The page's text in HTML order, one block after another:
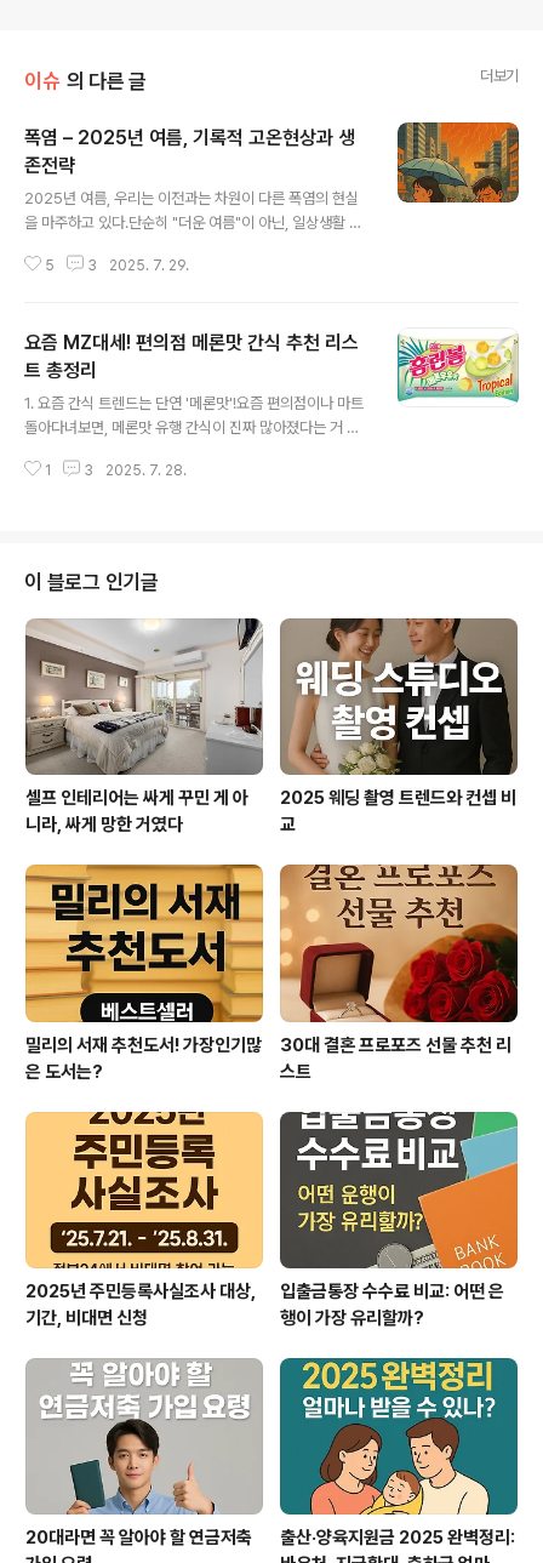
이슈 의 다른 글 더보기
폭염 – 2025년 여름, 기록적 고온현상과 생
존전략
2025년 여름, 우리는 이전과는 차원이 다른 폭염의 현실
을 마주하고 있다.단순히 "더운 여름"이 아닌, 일상생활 자
올해 7월 하순, 수도권에서는 39도를 넘는 최고기온이 관
기온이 30도 아래로 내려가지 않는 열대야 현상은 수면장
애를 유발하고 있으며, 이로 인한 피로 누적은 사고 위험까
지 증가시키고 있다. 이러한 폭염의 가장 큰 원인으로 지목
되는 것은 이중 고기압 현상이다.기상청과 기후 전문가들
에 따르면, 올해는 북태평양 고기압과 티벳 고기압이 동시
에 발달하며, 한반도 상공을 마치 솜이불처럼 덮고 있는 구
5 3 2025. 7. 29.
요즘 MZ대세! 편의점 메론맛 간식 추천 리스
트 총정리
1. 요즘 간식 트렌드는 단연 '메론맛'!요즘 편의점이나 마트
돌아다녀보면, 메론맛 유행 간식이 진짜 많아졌다는 거 느
전 메론맛 세상이에요.농심에서 나온 '메론킥'은 바나나킥
이 들어가 있어서 색다른 맛이 났어요.간식계의 흐름이 확
실히 메론맛 과자 쪽으로 쏠리고 있는 것 같죠? 2. 편의점
갈 때마다 새로 나오는 메론 간식들GS25에서는 ‘메론 초
코렛타’, CU에서는 ‘메론통통’ 같은 신상 간식들이 줄줄이
나오고 있어요.요즘은 간식 하나 사도 그냥 맛만 중요한 게
아니라, 포장도 예쁘고..
1 3 2025. 7. 28.
이 블로그 인기글
셀프 인테리어는 싸게 꾸민 게 아
니라, 싸게 망한 거였다
2025 웨딩 촬영 트렌드와 컨셉 비
교
밀리의 서재 추천도서! 가장인기많
은 도서는?
30대 결혼 프로포즈 선물 추천 리
스트
2025년 주민등록사실조사 대상,
기간, 비대면 신청
입출금통장 수수료 비교: 어떤 은
행이 가장 유리할까?
20대라면 꼭 알아야 할 연금저축
출산·양육지원금 2025 완벽정리: